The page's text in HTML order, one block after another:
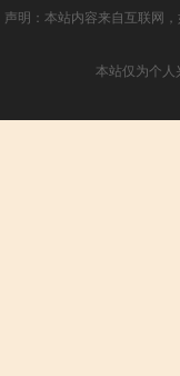
声明：本站内容来自互联网
本站仅为个人